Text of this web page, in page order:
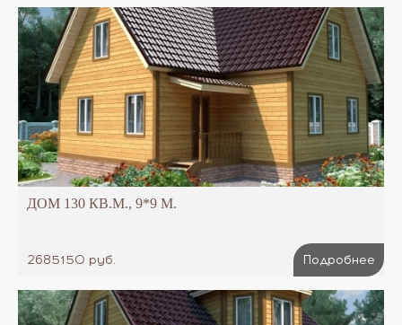
ДОМ 130 КВ.М., 9*9 М.
2685150 руб. Подробнее